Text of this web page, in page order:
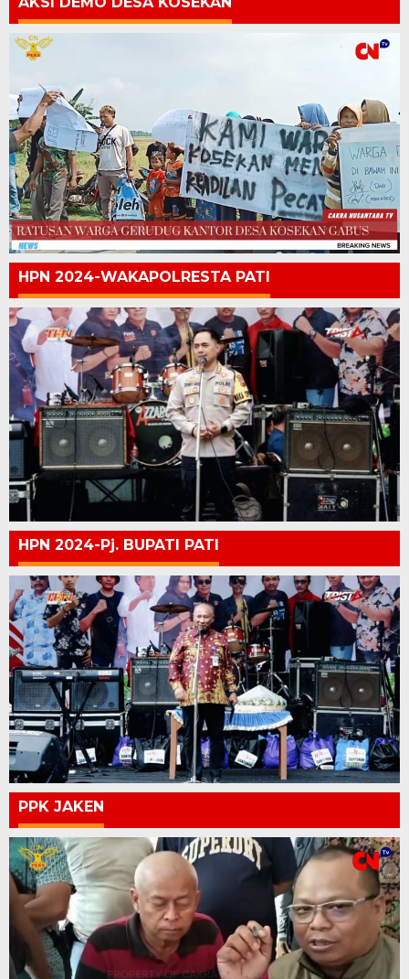
HPN 2024-WAKAPOLRESTA PATI
HPN 2024-Pj. BUPATI PATI
PPK JAKEN